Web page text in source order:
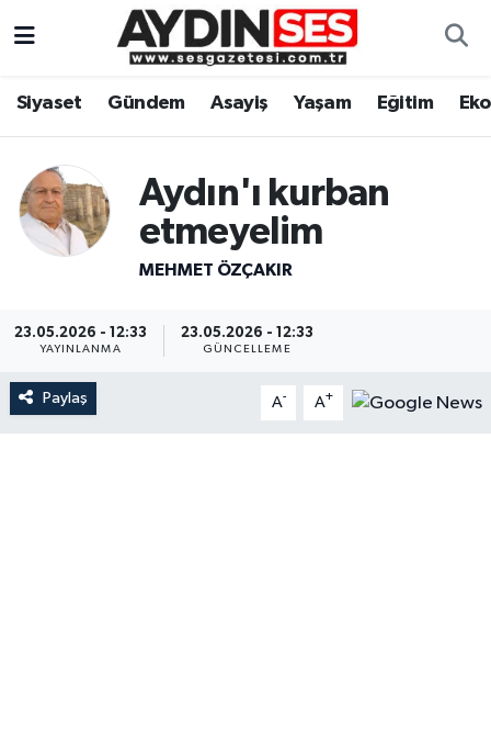
Siyaset Gündem Asayiş Yaşam Eğitim
Aydın'ı kurban
etmeyelim
MEHMET ÖZÇAKIR
23.05.2026 - 12:33
YAYINLANMA
23.05.2026 - 12:33
GÜNCELLEME
Paylaş A- A+
Gündem
Siyaset
Ekonomi
Kültür Sanat
Aydın Hava Durumu
Aydin Namaz Vakitleri
Aydın Trafik Yoğunluk Haritası
Tüm Manşetler
Son Dakika Haberleri